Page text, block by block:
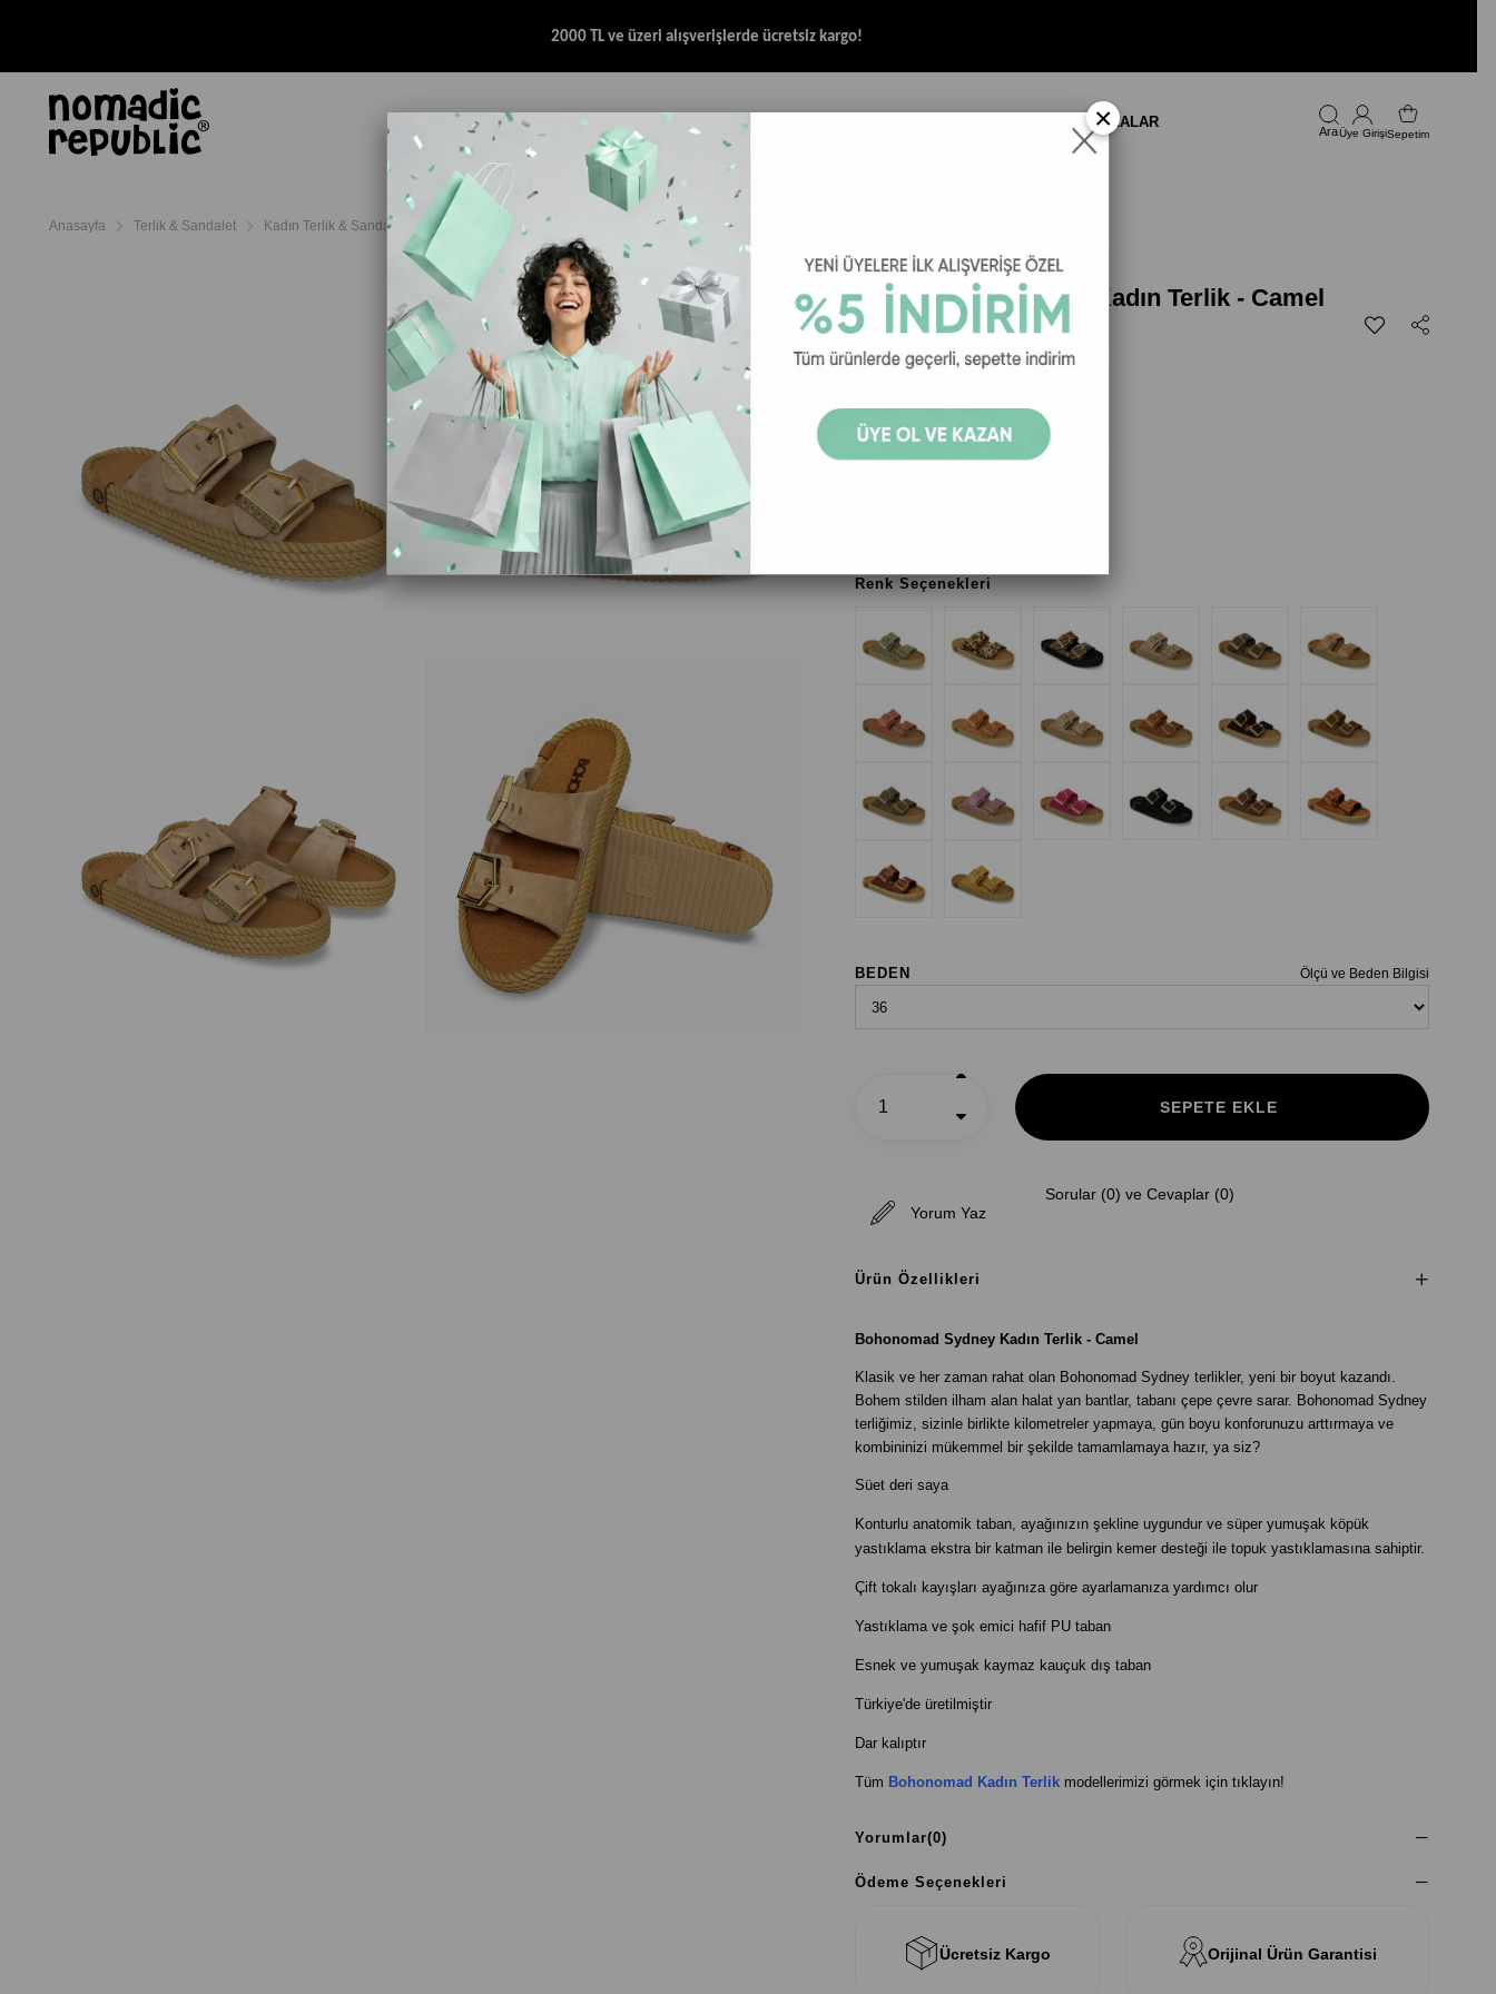
2000 TL ve üzeri alışverişlerde ücretsiz kargo!
AYAKKABI TERLİK & SANDALET AKSESUAR HALAT & İP SANDALET MARKALAR
Üye GirişiSepetim
Anasayfa Terlik & Sandalet Kadın Terlik & Sandalet Bohonomad Kadın Terlik Bohonomad Sydney Kadın Terlik - Camel
Bohonomad Sydney Kadın Terlik - Camel
₺3.499,00
Bohonomad Sydney Kadın Terlik
Renk Seçenekleri
Ölçü ve Beden Bilgisi
BEDEN
Yorum Yaz
Sorular (0) ve Cevaplar (0)
Ürün Özellikleri
Bohonomad Sydney Kadın Terlik - Camel
Klasik ve her zaman rahat olan Bohonomad Sydney terlikler, yeni bir boyut kazandı.
Bohem stilden ilham alan halat yan bantlar, tabanı çepe çevre sarar. Bohonomad Sydney
terliğimiz, sizinle birlikte kilometreler yapmaya, gün boyu konforunuzu arttırmaya ve
kombininizi mükemmel bir şekilde tamamlamaya hazır, ya siz?
Süet deri saya
Konturlu anatomik taban, ayağınızın şekline uygundur ve süper yumuşak köpük
yastıklama ekstra bir katman ile belirgin kemer desteği ile topuk yastıklamasına sahiptir.
Çift tokalı kayışları ayağınıza göre ayarlamanıza yardımcı olur
Yastıklama ve şok emici hafif PU taban
Esnek ve yumuşak kaymaz kauçuk dış taban
Türkiye'de üretilmiştir
Dar kalıptır
Tüm Bohonomad Kadın Terlikmodellerimizi görmek için tıklayın!
Yorumlar(0)
Ödeme Seçenekleri
Ücretsiz Kargo Orijinal Ürün Garantisi
×